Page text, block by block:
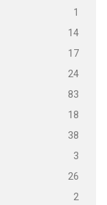
1
14
17
24
83
18
38
3
26
2